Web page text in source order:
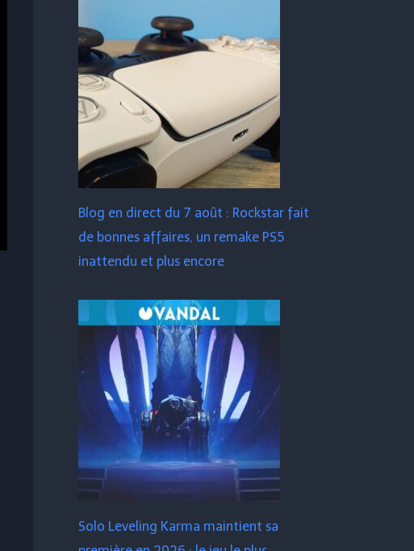
Blog en direct du 7 août : Rockstar fait
de bonnes affaires, un remake PS5
inattendu et plus encore
Solo Leveling Karma maintient sa